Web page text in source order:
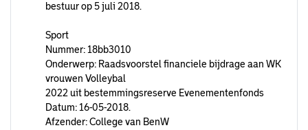
bestuur op 5 juli 2018.
Sport
Nummer: 18bb3010
Onderwerp: Raadsvoorstel financiele bijdrage aan WK
vrouwen Volleybal
2022 uit bestemmingsreserve Evenementenfonds
Datum: 16-05-2018.
Afzender: College van BenW